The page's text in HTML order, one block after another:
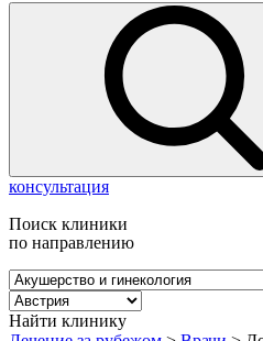
консультация
Поиск клиники
по направлению
Найти клинику